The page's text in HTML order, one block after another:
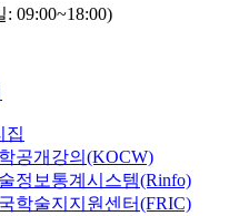
09:00~18:00)
집
공개강의(KOCW)
정보통계시스템(Rinfo)
학술지지원센터(FRIC)